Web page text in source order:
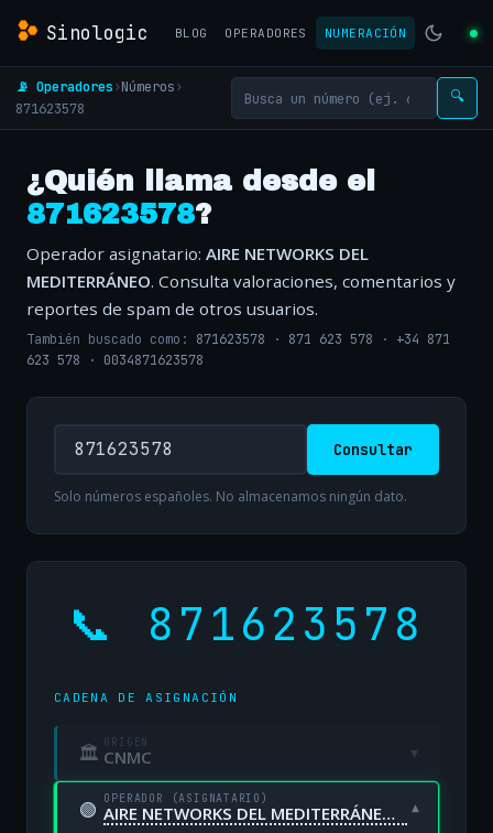
Sinologic BLOG OPERADORES NUMERACIÓN
📡 Operadores›Números›
871623578
🔍
¿Quién llama desde el
871623578?
Operador asignatario: AIRE NETWORKS DEL
MEDITERRÁNEO. Consulta valoraciones, comentarios y
reportes de spam de otros usuarios.
También buscado como: 871623578 · 871 623 578 · +34 871
623 578 · 0034871623578
Consultar
Solo números españoles. No almacenamos ningún dato.
📞 871623578
CADENA DE ASIGNACIÓN
🏛 ORIGEN
CNMC ▾
🟢 OPERADOR (ASIGNATARIO)
AIRE NETWORKS DEL MEDITERRÁNEO, S.L. UNIPERSONAL ▾